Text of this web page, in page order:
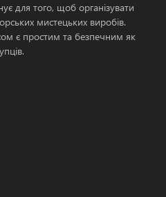
для того, щоб організувати
мистецьких виробів.
є простим та безпечним як